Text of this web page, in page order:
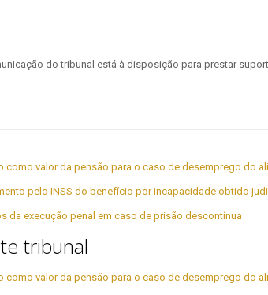
do tribunal está à disposição para prestar
como valor da pensão para o caso de desemprego do
pelo INSS do benefício por incapacidade obtido
da execução penal em caso de prisão descontínua
tribunal
como valor da pensão para o caso de desemprego do